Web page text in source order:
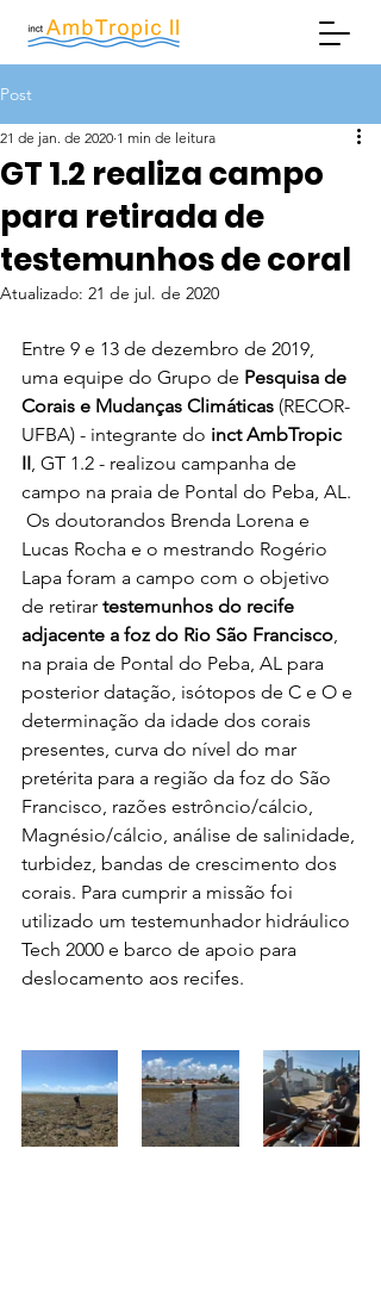
Post
GT 1.2 realiza campo
para retirada de
testemunhos de coral
21 de jan. de 2020 1 min de leitura
Atualizado: 21 de jul. de 2020
Entre 9 e 13 de dezembro de 2019,
uma equipe do Grupo de Pesquisa de
Corais e Mudanças Climáticas (RECOR-
UFBA) - integrante do inct AmbTropic
II, GT 1.2 - realizou campanha de
campo na praia de Pontal do Peba, AL.
Os doutorandos Brenda Lorena e
Lucas Rocha e o mestrando Rogério
Lapa foram a campo com o objetivo
de retirar testemunhos do recife
adjacente a foz do Rio São Francisco,
na praia de Pontal do Peba, AL para
posterior datação, isótopos de C e O e
determinação da idade dos corais
presentes, curva do nível do mar
pretérita para a região da foz do São
Francisco, razões estrôncio/cálcio,
Magnésio/cálcio, análise de salinidade,
turbidez, bandas de crescimento dos
corais. Para cumprir a missão foi
utilizado um testemunhador hidráulico
Tech 2000 e barco de apoio para
deslocamento aos recifes.